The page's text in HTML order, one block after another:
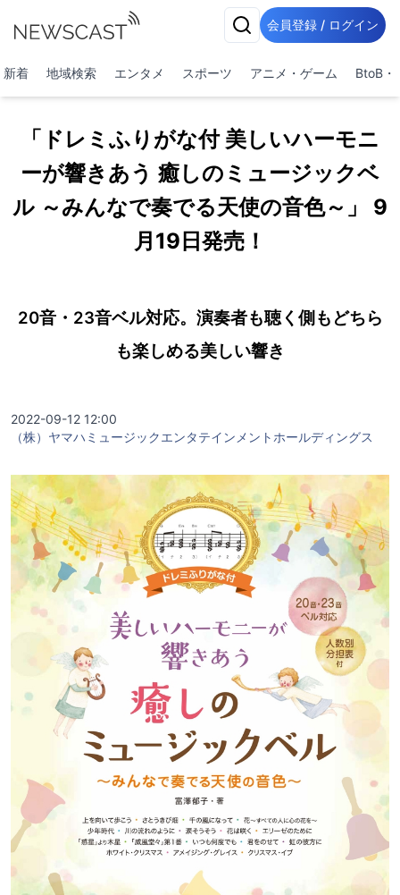
会員登録 / ログイン
新着 地域検索 エンタメ スポーツ アニメ・ゲーム BtoB・
「ドレミふりがな付 美しいハーモニ
ーが響きあう 癒しのミュージックベ
ル ～みんなで奏でる天使の音色～」 9
月19日発売！
20音・23音ベル対応。演奏者も聴く側もどちら
も楽しめる美しい響き
2022-09-12 12:00
（株）ヤマハミュージックエンタテインメントホールディングス